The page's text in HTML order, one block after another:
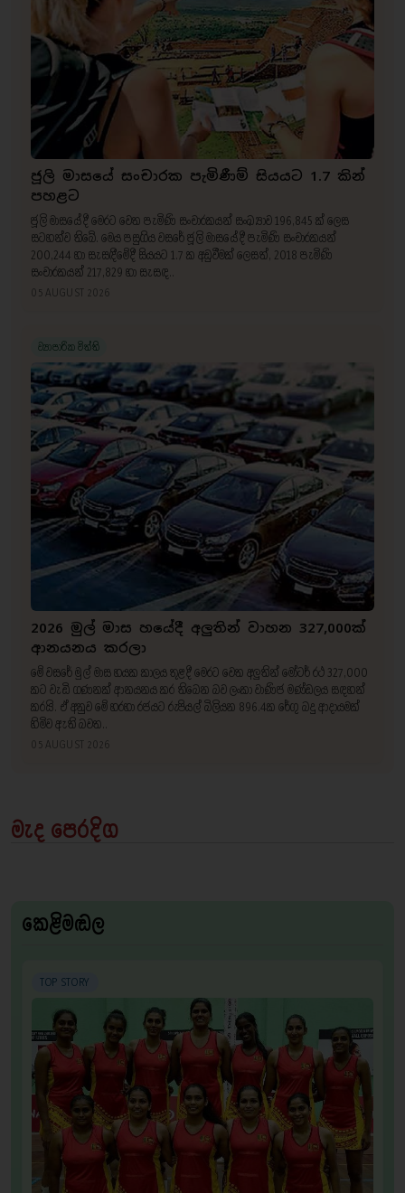
ජූලි මාසයේ සංචාරක පැමිණීම් සියයට 1.7 කින්
පහළට
ජූලි මාසයේදී මෙරට වෙත පැමිණි සංචාරකයන් සංඛ්‍යාව 196,845 ක් ලෙස
සටහන්ව තිබේ. මෙය පසුගිය වසරේ ජූලි මාසයේදී පැමිණි සංචාරකයන්
200,244 හා සැසඳීමේදී සියයට 1.7 ක අඩුවීමක් ලෙසත්, 2018 පැමිණි
සංචාරකයන් 217,829 හා සැසඳ..
05 AUGUST 2026
ව්‍යාපාරික විත්ති
2026 මුල් මාස හයේදී අලුතින් වාහන 327,000ක්
ආනයනය කරලා
මේ වසරේ මුල් මාස හයක කාලය තුළදී මෙරට වෙත අලුතින් මෝටර් රථ 327,000
කට වැඩි ගණනක් ආනයනය කර තිබෙන බව ලංකා වාණිජ මණ්ඩලය සඳහන්
කරයි. ඒ අනුව මේ හරහා රජයට රුපියල් බිලියන 896.4ක රේගු බදු ආදායමක්
හිමිව ඇති බවත..
05 AUGUST 2026
මැද පෙරදිග
කෙළිමඬල
TOP STORY